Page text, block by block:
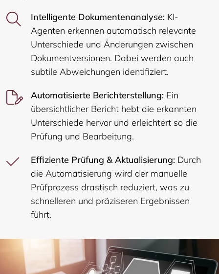
Intelligente Dokumentenanalyse: KI-
Agenten erkennen automatisch relevante
Unterschiede und Änderungen zwischen
Dokumentversionen. Dabei werden auch
subtile Abweichungen identifiziert.
Automatisierte Berichterstellung: Ein
übersichtlicher Bericht hebt die erkannten
Unterschiede hervor und erleichtert so die
Prüfung und Bearbeitung.
Effiziente Prüfung & Aktualisierung: Durch
die Automatisierung wird der manuelle
Prüfprozess drastisch reduziert, was zu
schnelleren und präziseren Ergebnissen
führt.